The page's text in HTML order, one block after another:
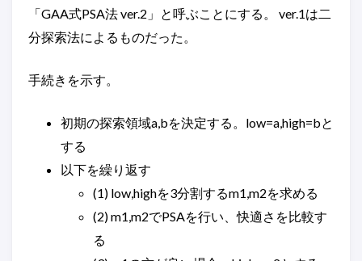
「GAA式PSA法 ver.2」と呼ぶことにする。 ver.1は二
分探索法によるものだった。
手続きを示す。
初期の探索領域a,bを決定する。low=a,high=bと
する
以下を繰り返す
(1) low,highを3分割するm1,m2を求める
(2) m1,m2でPSAを行い、快適さを比較す
る